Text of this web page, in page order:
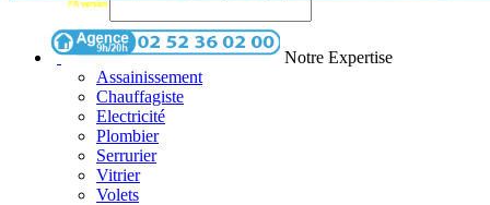
Notre Expertise
Assainissement
Chauffagiste
Electricité
Plombier
Serrurier
Vitrier
Volets